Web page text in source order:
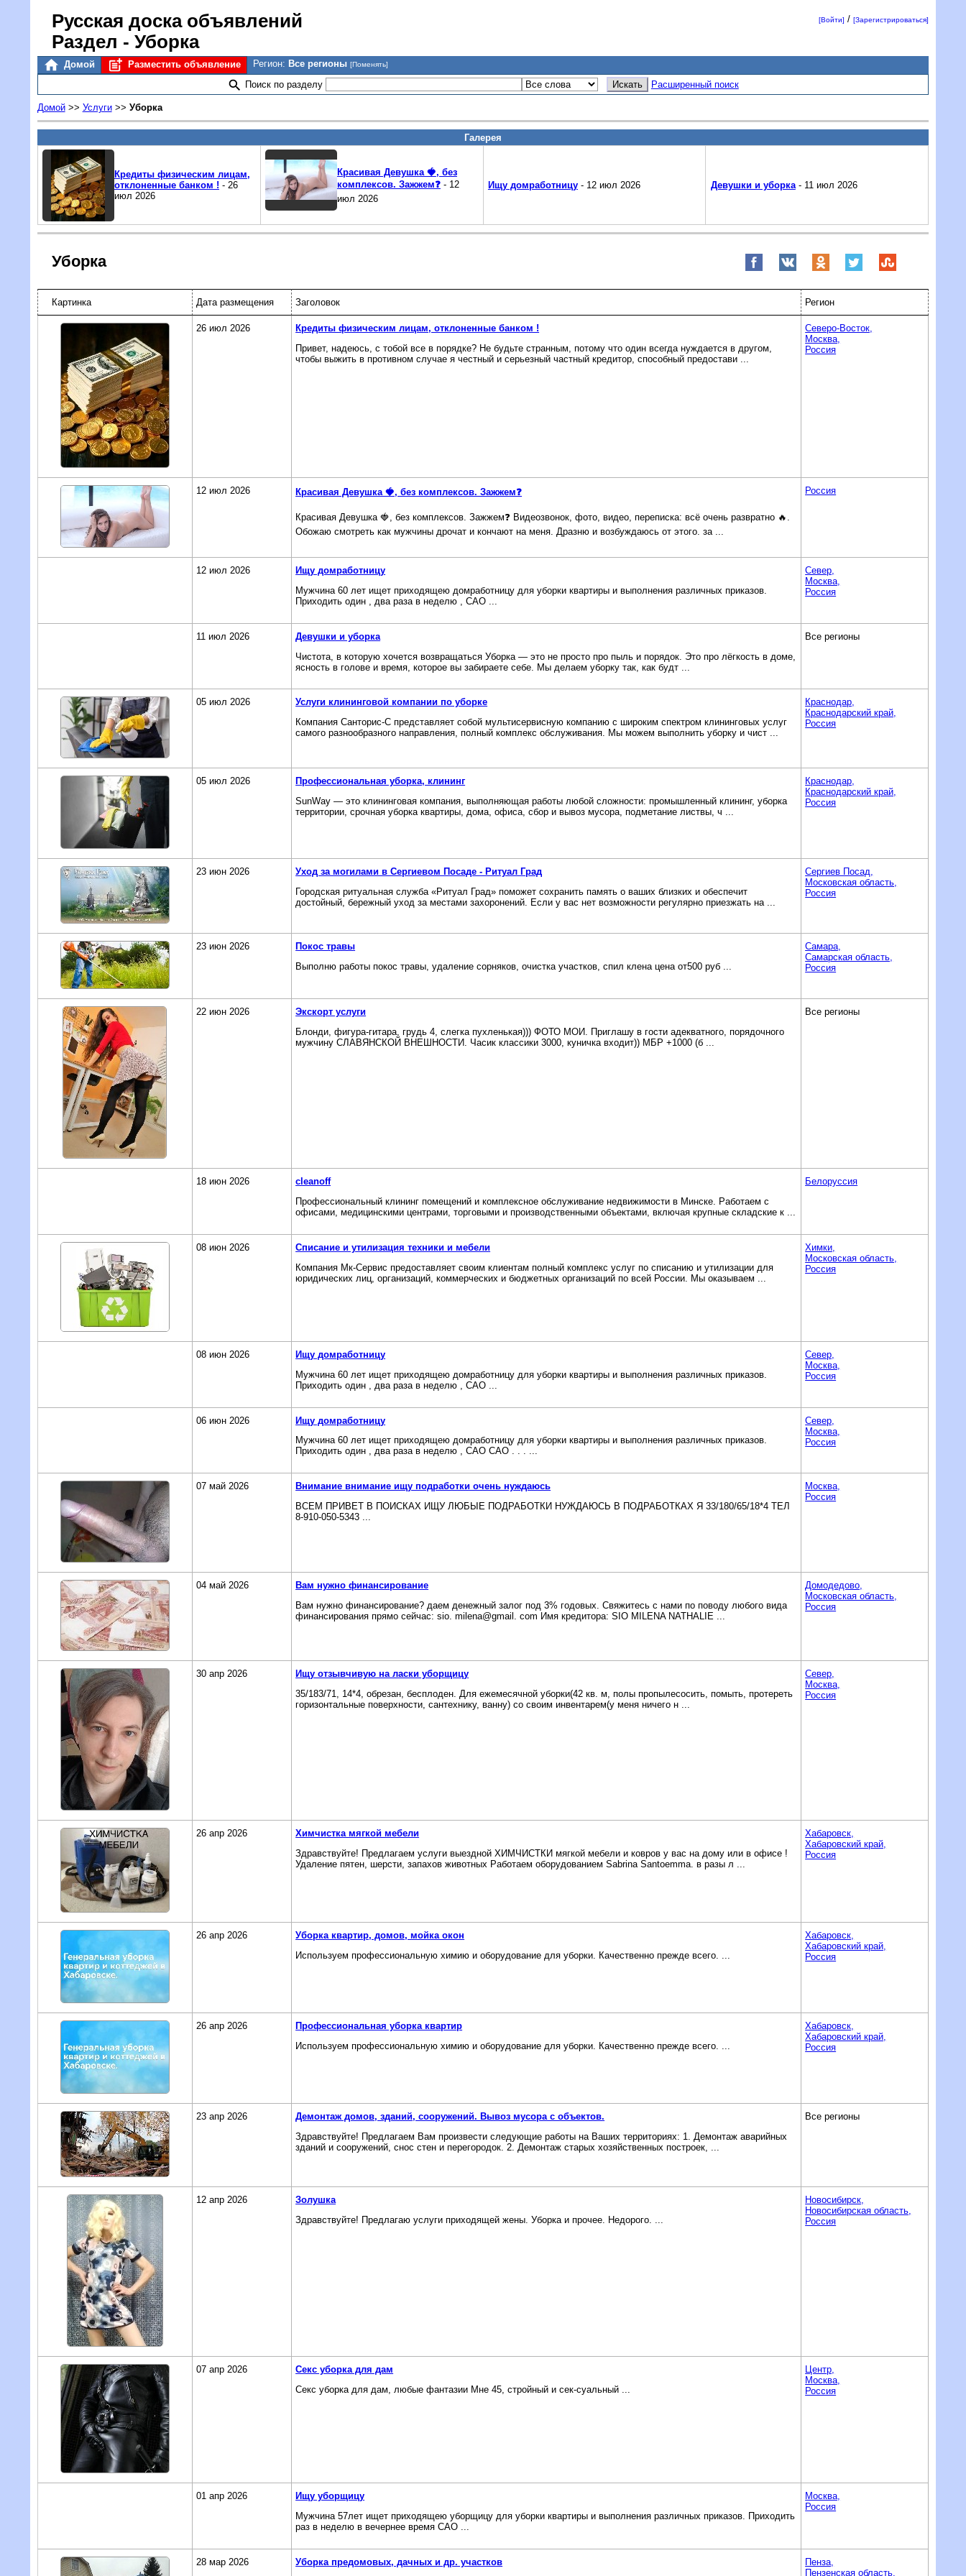
Русская доска объявлений
Раздел - Уборка
[Войти] /[Зарегистрироваться]
Домой Разместить объявление Регион: Все регионы [Поменять]
Поиск по разделу Расширенный поиск
Домой>> Услуги>> Уборка
Галерея
Кредиты физическим лицам,
отклоненные банком ! - 26
июл 2026
Красивая Девушка 🍓, без
комплексов. Зажжем❓- 12
июл 2026
Ищу домработницу- 12 июл 2026 Девушки и уборка- 11 июл 2026
Уборка
Картинка Дата размещения Заголовок Регион
26 июл 2026
Кредиты физическим лицам, отклоненные банком !
Привет, надеюсь, с тобой все в порядке? Не будьте странным, потому что один всегда нуждается в другом,
чтобы выжить в противном случае я честный и серьезный частный кредитор, способный предостави ...
Северо-Восток,
Москва,
Россия
12 июл 2026 Красивая Девушка 🍓, без комплексов. Зажжем❓
Красивая Девушка 🍓, без комплексов. Зажжем❓ Видеозвонок, фото, видео, переписка: всё очень развратно 🔥.
Обожаю смотреть как мужчины дрочат и кончают на меня. Дразню и возбуждаюсь от этого. за ...
Россия
12 июл 2026
Ищу домработницу
Мужчина 60 лет ищет приходящею домработницу для уборки квартиры и выполнения различных приказов.
Приходить один , два раза в неделю , САО ...
Север,
Москва,
Россия
11 июл 2026
Девушки и уборка
Чистота, в которую хочется возвращаться Уборка — это не просто про пыль и порядок. Это про лёгкость в доме,
ясность в голове и время, которое вы забираете себе. Мы делаем уборку так, как будт ...
Все регионы
05 июл 2026
Услуги клининговой компании по уборке
Компания Санторис-С представляет собой мультисервисную компанию с широким спектром клининговых услуг
самого разнообразного направления, полный комплекс обслуживания. Мы можем выполнить уборку и чист ...
Краснодар,
Краснодарский край,
Россия
05 июл 2026
Профессиональная уборка, клининг
SunWay — это клининговая компания, выполняющая работы любой сложности: промышленный клининг, уборка
территории, срочная уборка квартиры, дома, офиса, сбор и вывоз мусора, подметание листвы, ч ...
Краснодар,
Краснодарский край,
Россия
23 июн 2026
Уход за могилами в Сергиевом Посаде - Ритуал Град
Городская ритуальная служба «Ритуал Град» поможет сохранить память о ваших близких и обеспечит
достойный, бережный уход за местами захоронений. Если у вас нет возможности регулярно приезжать на ...
Сергиев Посад,
Московская область,
Россия
23 июн 2026
Покос травы
Выполню работы покос травы, удаление сорняков, очистка участков, спил клена цена от500 руб ...
Самара,
Самарская область,
Россия
22 июн 2026
Экскорт услуги
Блонди, фигура-гитара, грудь 4, слегка пухленькая))) ФОТО МОИ. Приглашу в гости адекватного, порядочного
мужчину СЛАВЯНСКОЙ ВНЕШНОСТИ. Часик классики 3000, куничка входит)) МБР +1000 (б ...
Все регионы
18 июн 2026
cleanoff
Профессиональный клининг помещений и комплексное обслуживание недвижимости в Минске. Работаем с
офисами, медицинскими центрами, торговыми и производственными объектами, включая крупные складские к ...
Белоруссия
08 июн 2026
Списание и утилизация техники и мебели
Компания Мк-Сервис предоставляет своим клиентам полный комплекс услуг по списанию и утилизации для
юридических лиц, организаций, коммерческих и бюджетных организаций по всей России. Мы оказываем ...
Химки,
Московская область,
Россия
08 июн 2026
Ищу домработницу
Мужчина 60 лет ищет приходящею домработницу для уборки квартиры и выполнения различных приказов.
Приходить один , два раза в неделю , САО ...
Север,
Москва,
Россия
06 июн 2026
Ищу домработницу
Мужчина 60 лет ищет приходящею домработницу для уборки квартиры и выполнения различных приказов.
Приходить один , два раза в неделю , САО САО . . . ...
Север,
Москва,
Россия
07 май 2026
Внимание внимание ищу подработки очень нуждаюсь
ВСЕМ ПРИВЕТ В ПОИСКАХ ИЩУ ЛЮБЫЕ ПОДРАБОТКИ НУЖДАЮСЬ В ПОДРАБОТКАХ Я 33/180/65/18*4 ТЕЛ
8-910-050-5343 ...
Москва,
Россия
04 май 2026
Вам нужно финансирование
Вам нужно финансирование? даем денежный залог под 3% годовых. Свяжитесь с нами по поводу любого вида
финансирования прямо сейчас: sio. milena@gmail. com Имя кредитора: SIO MILENA NATHALIE ...
Домодедово,
Московская область,
Россия
30 апр 2026
Ищу отзывчивую на ласки уборщицу
35/183/71, 14*4, обрезан, бесплоден. Для ежемесячной уборки(42 кв. м, полы пропылесосить, помыть, протереть
горизонтальные поверхности, сантехнику, ванну) со своим инвентарем(у меня ничего н ...
Север,
Москва,
Россия
26 апр 2026
Химчистка мягкой мебели
Здравствуйте! Предлагаем услуги выездной ХИМЧИСТКИ мягкой мебели и ковров у вас на дому или в офисе !
Удаление пятен, шерсти, запахов животных Работаем оборудованием Sabrina Santoemma. в разы л ...
Хабаровск,
Хабаровский край,
Россия
26 апр 2026
Уборка квартир, домов, мойка окон
Используем профессиональную химию и оборудование для уборки. Качественно прежде всего. ...
Хабаровск,
Хабаровский край,
Россия
26 апр 2026
Профессиональная уборка квартир
Используем профессиональную химию и оборудование для уборки. Качественно прежде всего. ...
Хабаровск,
Хабаровский край,
Россия
23 апр 2026
Демонтаж домов, зданий, сооружений. Вывоз мусора с объектов.
Здравствуйте! Предлагаем Вам произвести следующие работы на Ваших территориях: 1. Демонтаж аварийных
зданий и сооружений, снос стен и перегородок. 2. Демонтаж старых хозяйственных построек, ...
Все регионы
12 апр 2026
Золушка
Здравствуйте! Предлагаю услуги приходящей жены. Уборка и прочее. Недорого. ...
Новосибирск,
Новосибирская область,
Россия
07 апр 2026
Секс уборка для дам
Секс уборка для дам, любые фантазии Мне 45, стройный и сек-суальный ...
Центр,
Москва,
Россия
01 апр 2026
Ищу уборщицу
Мужчина 57лет ищет приходящею уборщицу для уборки квартиры и выполнения различных приказов. Приходить
раз в неделю в вечернее время САО ...
Москва,
Россия
28 мар 2026 Уборка предомовых, дачных и др. участков
Пенза,
Пензенская область,